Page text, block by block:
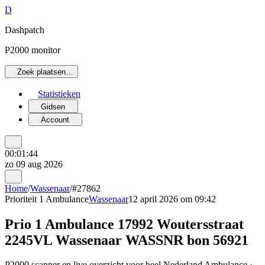
D
Dashpatch
P2000 monitor
Zoek plaatsen…
Statistieken
Gidsen
Account
00:01:44
zo 09 aug 2026
Home/Wassenaar/#27862
Prioriteit 1 AmbulanceWassenaar12 april 2026 om 09:42
Prio 1 Ambulance 17992 Woutersstraat
2245VL Wassenaar WASSNR bon 56921